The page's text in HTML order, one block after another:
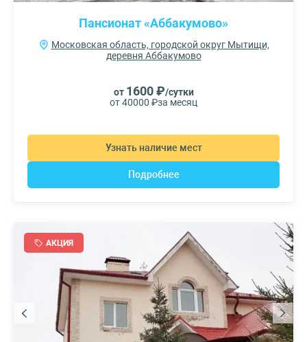
Пансионат «Аббакумово»
Московская область, городской округ Мытищи,
деревня Аббакумово
от 1600 ₽/сутки
от 40000 ₽за месяц
Узнать наличие мест
Подробнее
АКЦИЯ